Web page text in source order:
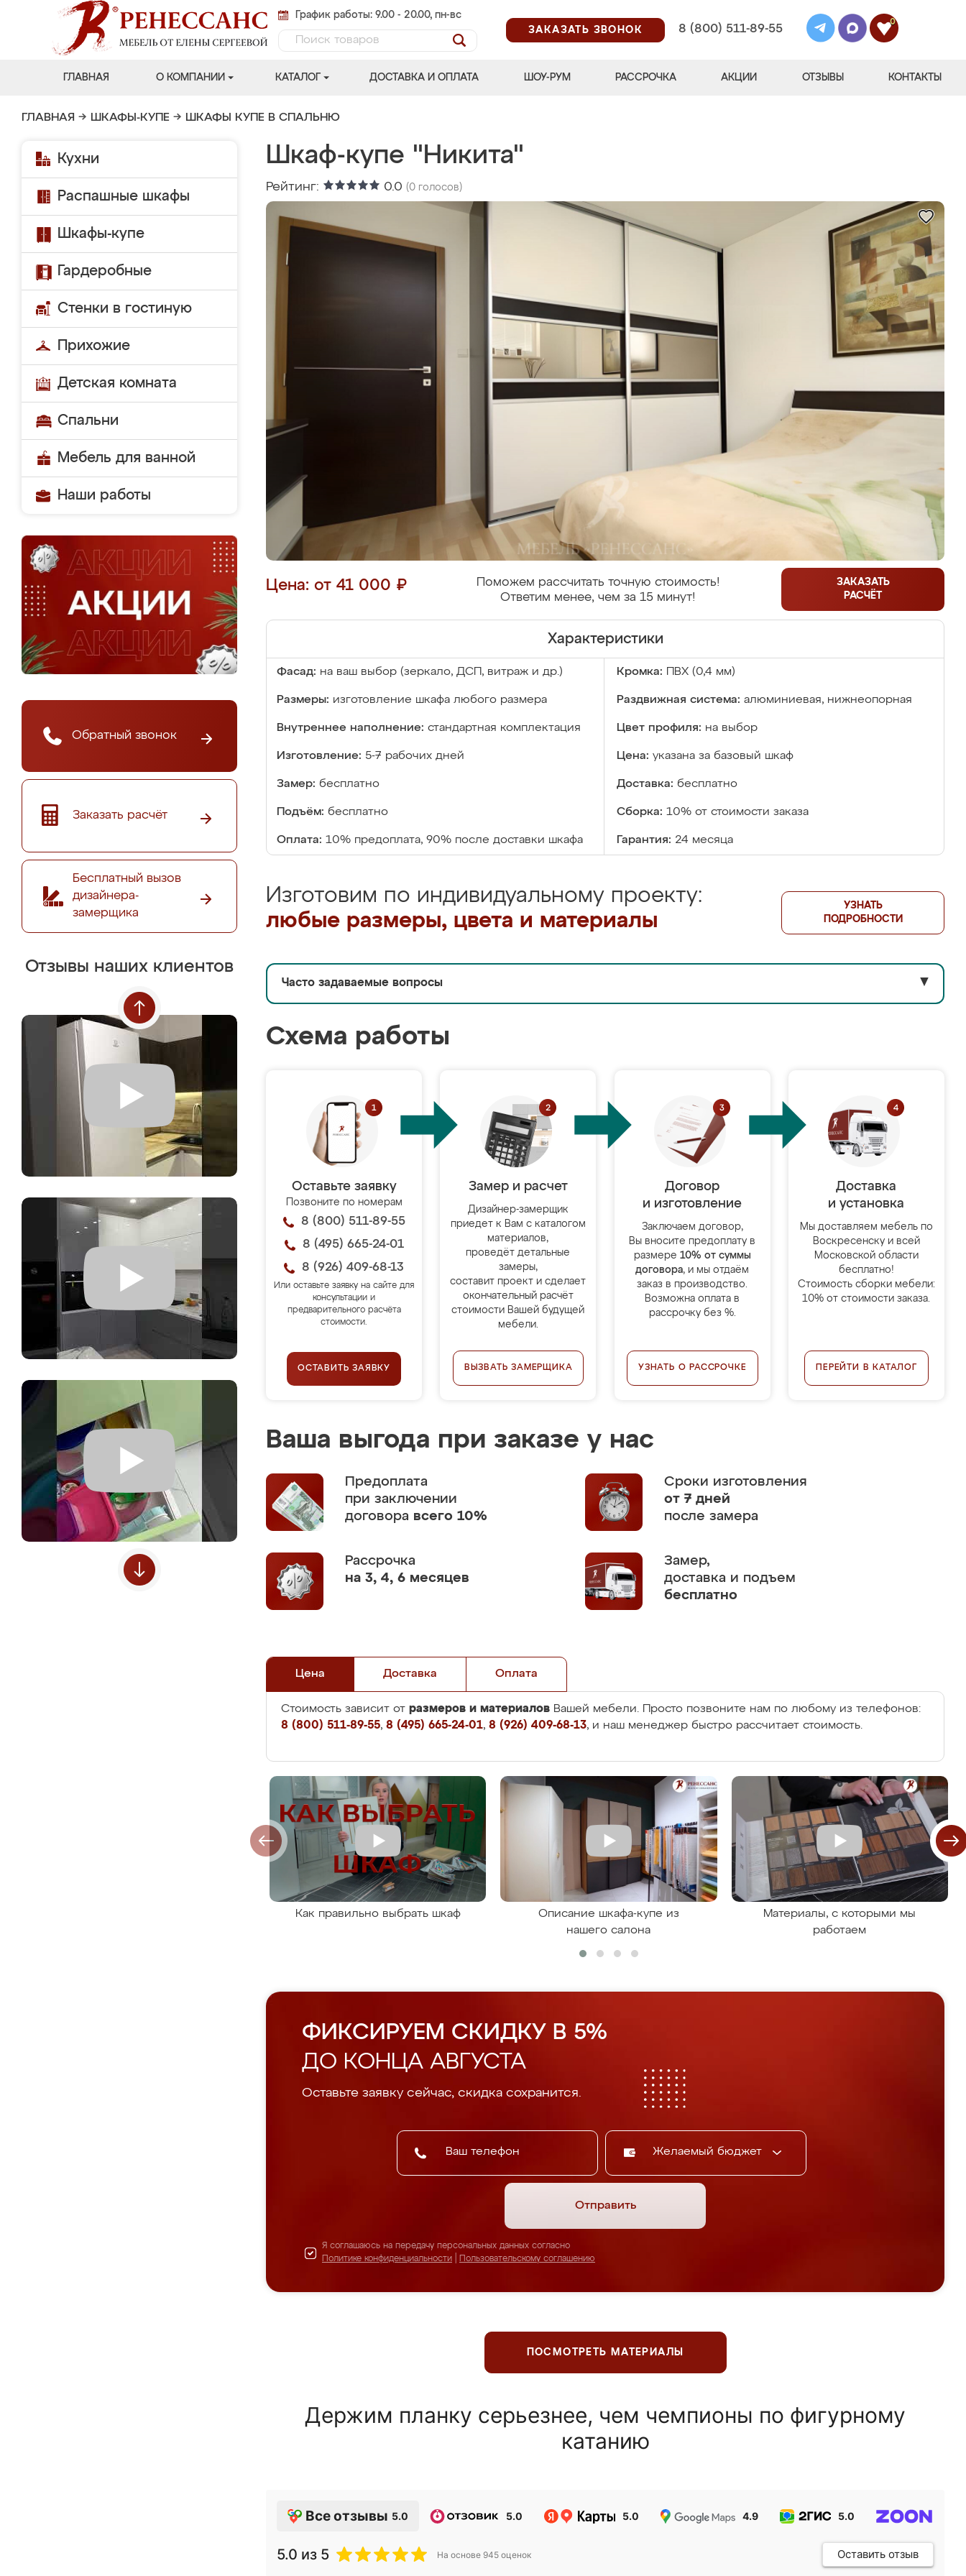
График работы: 9.00 - 20.00, пн-вс
ЗАКАЗАТЬ ЗВОНОК
8 (800) 511-89-55
0
ГЛАВНАЯ О КОМПАНИИ КАТАЛОГ ДОСТАВКА И ОПЛАТА ШОУ-РУМ РАССРОЧКА АКЦИИ ОТЗЫВЫ КОНТАКТЫ
ГЛАВНАЯ → ШКАФЫ-КУПЕ → ШКАФЫ КУПЕ В СПАЛЬНЮ
Кухни
Распашные шкафы
Шкафы-купе
Гардеробные
Стенки в гостиную
Прихожие
Детская комната
Спальни
Мебель для ванной
Наши работы
Обратный звонок
Заказать расчёт
Бесплатный вызов
дизайнера-
замерщика
Отзывы наших клиентов
Шкаф-купе "Никита"
Рейтинг: 0.0 (0 голосов)
Цена: от 41 000 ₽
Поможем рассчитать точную стоимость!
Ответим менее, чем за 15 минут!
ЗАКАЗАТЬ
РАСЧЁТ
Характеристики
Фасад: на ваш выбор (зеркало, ДСП, витраж и др.) Кромка: ПВХ (0,4 мм)
Размеры: изготовление шкафа любого размера Раздвижная система: алюминиевая, нижнеопорная
Внутреннее наполнение: стандартная комплектация Цвет профиля: на выбор
Изготовление: 5-7 рабочих дней Цена: указана за базовый шкаф
Замер: бесплатно Доставка: бесплатно
Подъём: бесплатно Сборка: 10% от стоимости заказа
Оплата: 10% предоплата, 90% после доставки шкафа Гарантия: 24 месяца
Изготовим по индивидуальному проекту:
любые размеры, цвета и материалы
УЗНАТЬ
ПОДРОБНОСТИ
Часто задаваемые вопросы ▼
Схема работы
Оставьте заявку
Позвоните по номерам
8 (800) 511-89-55
8 (495) 665-24-01
8 (926) 409-68-13
Или оставьте заявку на сайте для
консультации и
предварительного расчёта
стоимости.
ОСТАВИТЬ ЗАЯВКУ
Замер и расчет
Дизайнер-замерщик
приедет к Вам с каталогом
материалов,
проведёт детальные
замеры,
составит проект и сделает
окончательный расчёт
стоимости Вашей будущей
мебели.
ВЫЗВАТЬ ЗАМЕРЩИКА
Договор
и изготовление
Заключаем договор,
Вы вносите предоплату в
размере 10% от суммы
договора, и мы отдаём
заказ в производство.
Возможна оплата в
рассрочку без %.
УЗНАТЬ О РАССРОЧКЕ
Доставка
и установка
Мы доставляем мебель по
Воскресенску и всей
Московской области
бесплатно!
Стоимость сборки мебели:
10% от стоимости заказа.
ПЕРЕЙТИ В КАТАЛОГ
Ваша выгода при заказе у нас
Предоплата
при заключении
договора всего 10%
Сроки изготовления
от 7 дней
после замера
Рассрочка
на 3, 4, 6 месяцев
Замер,
доставка и подъем
бесплатно
Цена Доставка Оплата
Стоимость зависит от размеров и материалов Вашей мебели. Просто позвоните нам по любому из телефонов:
8 (800) 511-89-55, 8 (495) 665-24-01, 8 (926) 409-68-13, и наш менеджер быстро рассчитает стоимость.
Как правильно выбрать шкаф
Описание шкафа-купе из
нашего салона
Материалы, с которыми мы
работаем
ФИКСИРУЕМ СКИДКУ В 5%
ДО КОНЦА АВГУСТА
Оставьте заявку сейчас, скидка сохранится.
Желаемый бюджет
Отправить
Я соглашаюсь на передачу персональных данных согласно
Политике конфиденциальности
Пользовательскому соглашению
ПОСМОТРЕТЬ МАТЕРИАЛЫ
Держим планку серьезнее, чем чемпионы по фигурному
катанию
Все отзывы 5.0 5.0 5.0 4.9 5.0
5.0 из 5 На основе 945 оценок Оставить отзыв